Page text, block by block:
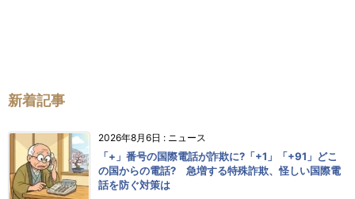
新着記事
2026年8月6日 : ニュース
「+」番号の国際電話が詐欺に?「+1」「+91」どこ
の国からの電話? 急増する特殊詐欺、怪しい国際電
話を防ぐ対策は